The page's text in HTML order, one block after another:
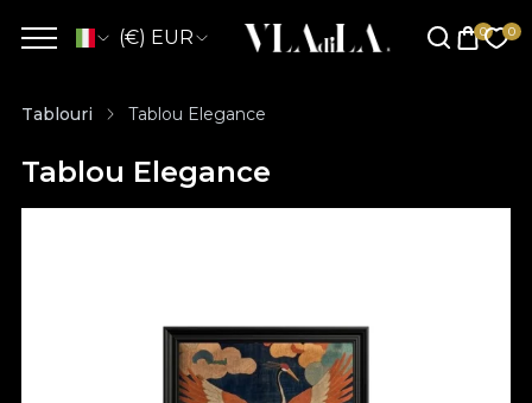
(€) EUR
Tablouri Tablou Elegance
Tablou Elegance